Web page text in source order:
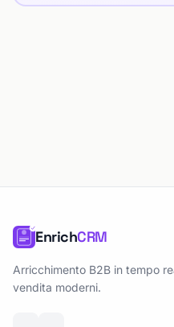
EnrichCRM
Arricchimento B2B in tempo
vendita moderni.